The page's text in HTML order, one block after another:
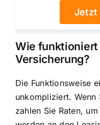
Jetzt
Wie funktioniert
Versicherung?
Die Funktionsweise
unkompliziert. Wenn
zahlen Sie Raten,